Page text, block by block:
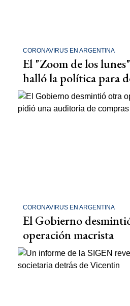
CORONAVIRUS EN ARGENTINA
El "Zoom de los
halló la política para
CORONAVIRUS EN ARGENTINA
El Gobierno
operación macrista